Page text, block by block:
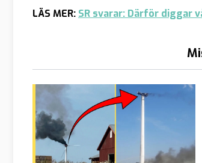
LÄS MER: SR svarar: Därför diggar